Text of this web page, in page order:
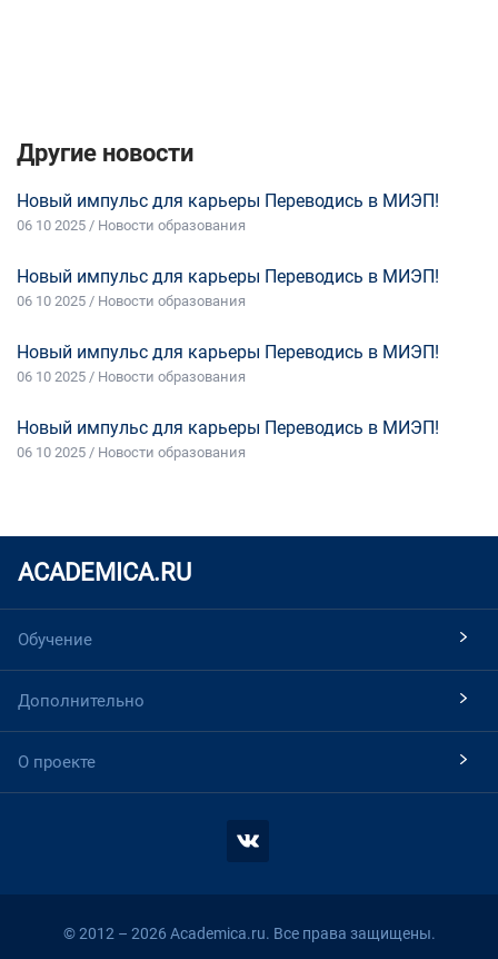
Другие новости
Новый импульс для карьеры Переводись в МИЭП!
06 10 2025 / Новости образования
Новый импульс для карьеры Переводись в МИЭП!
06 10 2025 / Новости образования
Новый импульс для карьеры Переводись в МИЭП!
06 10 2025 / Новости образования
Новый импульс для карьеры Переводись в МИЭП!
06 10 2025 / Новости образования
ACADEMICA.RU
Обучение
Дополнительно
О проекте
© 2012 – 2026 Academica.ru. Все права защищены.